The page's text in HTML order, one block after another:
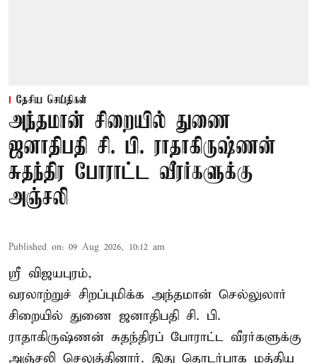
தேசிய செய்திகள்
அந்தமான் சிறையில் துணை
ஜனாதிபதி சி. பி. ராதாகிருஷ்ணன்
சுதந்திர போராட்ட வீரர்களுக்கு
அஞ்சலி
Published on: 09 Aug 2026, 10:12 am
ஸ்ரீ விஜயபுரம்,
வரலாற்றுச் சிறப்புமிக்க அந்தமான் செல்லுலார்
சிறையில் துணை ஜனாதிபதி சி. பி.
ராதாகிருஷ்ணன் சுதந்திரப் போராட்ட வீரர்களுக்கு
அஞ்சலி செலுத்தினார். இது தொடர்பாக மத்திய